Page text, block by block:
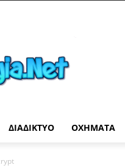
ΔΙΑΔΊΚΤΥΟ ΟΧΉΜΑΤΑ